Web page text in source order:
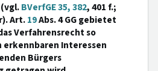
BVerfGE 35, 382, 401 f.;
Art.19Abs. 4 GG gebietet
Verfahrensrecht so
erkennbaren Interessen
Bürgers